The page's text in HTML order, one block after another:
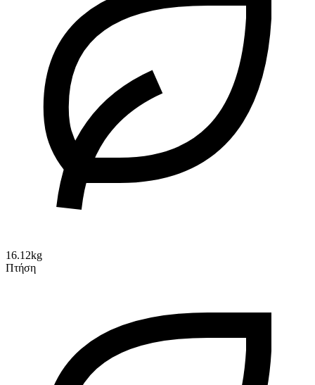
16.12kg
Πτήση